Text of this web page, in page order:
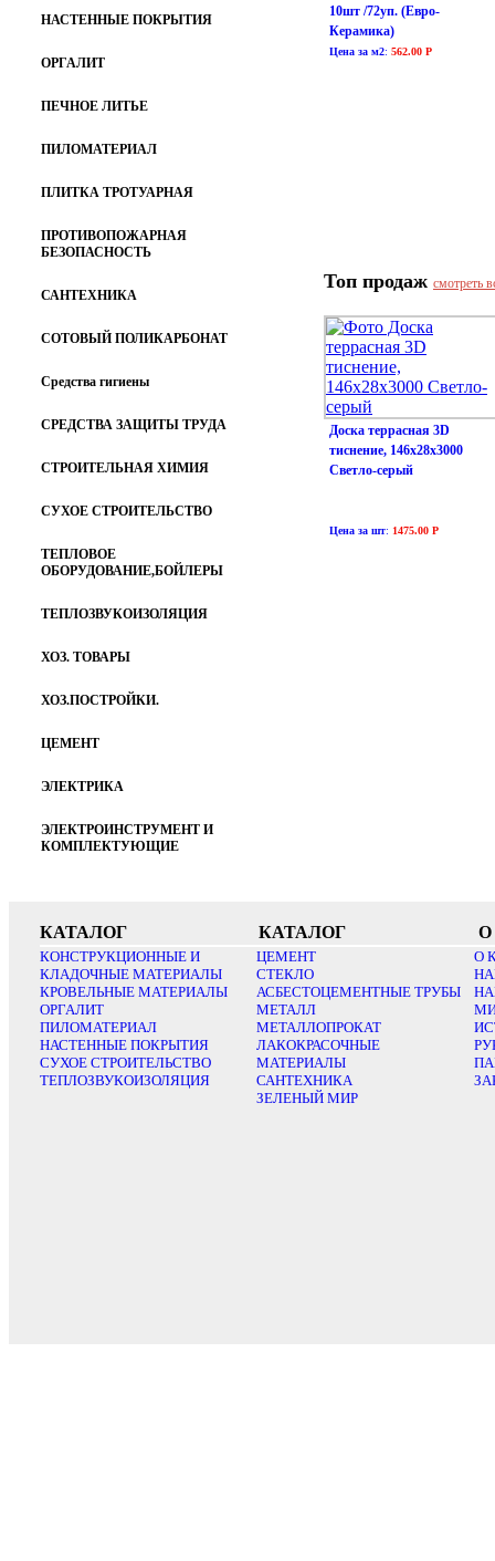
НАСТЕННЫЕ ПОКРЫТИЯ
ОРГАЛИТ
ПЕЧНОЕ ЛИТЬЕ
ПИЛОМАТЕРИАЛ
ПЛИТКА ТРОТУАРНАЯ
ПРОТИВОПОЖАРНАЯ
БЕЗОПАСНОСТЬ
САНТЕХНИКА
СОТОВЫЙ ПОЛИКАРБОНАТ
Средства гигиены
СРЕДСТВА ЗАЩИТЫ ТРУДА
СТРОИТЕЛЬНАЯ ХИМИЯ
СУХОЕ СТРОИТЕЛЬСТВО
ТЕПЛОВОЕ
ОБОРУДОВАНИЕ,БОЙЛЕРЫ
ТЕПЛОЗВУКОИЗОЛЯЦИЯ
ХОЗ. ТОВАРЫ
ХОЗ.ПОСТРОЙКИ.
ЦЕМЕНТ
ЭЛЕКТРИКА
ЭЛЕКТРОИНСТРУМЕНТ И
КОМПЛЕКТУЮЩИЕ
10шт /72уп. (Евро-
Керамика)
Цена за м2: 562.00 Р
Топ продаж смотреть
Доска террасная 3D
тиснение, 146х28х3000
Светло-серый
Цена за шт: 1475.00 Р
КАТАЛОГ КАТАЛОГ О
КОНСТРУКЦИОННЫЕ И
КЛАДОЧНЫЕ МАТЕРИАЛЫ
КРОВЕЛЬНЫЕ МАТЕРИАЛЫ
ОРГАЛИТ
ПИЛОМАТЕРИАЛ
НАСТЕННЫЕ ПОКРЫТИЯ
СУХОЕ СТРОИТЕЛЬСТВО
ТЕПЛОЗВУКОИЗОЛЯЦИЯ
ЦЕМЕНТ
СТЕКЛО
АСБЕСТОЦЕМЕНТНЫЕ ТРУБЫ
МЕТАЛЛ
МЕТАЛЛОПРОКАТ
ЛАКОКРАСОЧНЫЕ
МАТЕРИАЛЫ
САНТЕХНИКА
ЗЕЛЕНЫЙ МИР
О